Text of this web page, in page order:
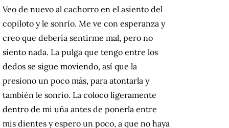
Veo de nuevo al cachorro en el asiento del
copiloto y le sonrío. Me ve con esperanza y
creo que debería sentirme mal, pero no
siento nada. La pulga que tengo entre los
dedos se sigue moviendo, así que la
presiono un poco más, para atontarla y
también le sonrío. La coloco ligeramente
dentro de mi uña antes de ponerla entre
mis dientes y espero un poco, a que no haya